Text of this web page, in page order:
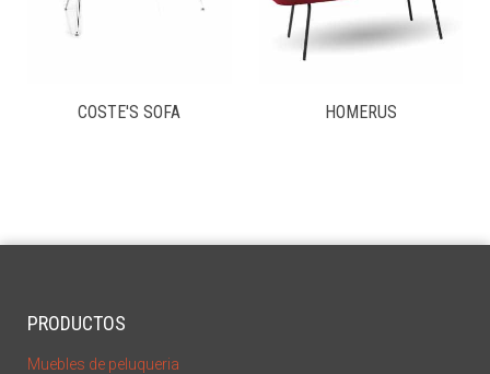
COSTE'S SOFA HOMERUS
PRODUCTOS
Muebles de peluqueria